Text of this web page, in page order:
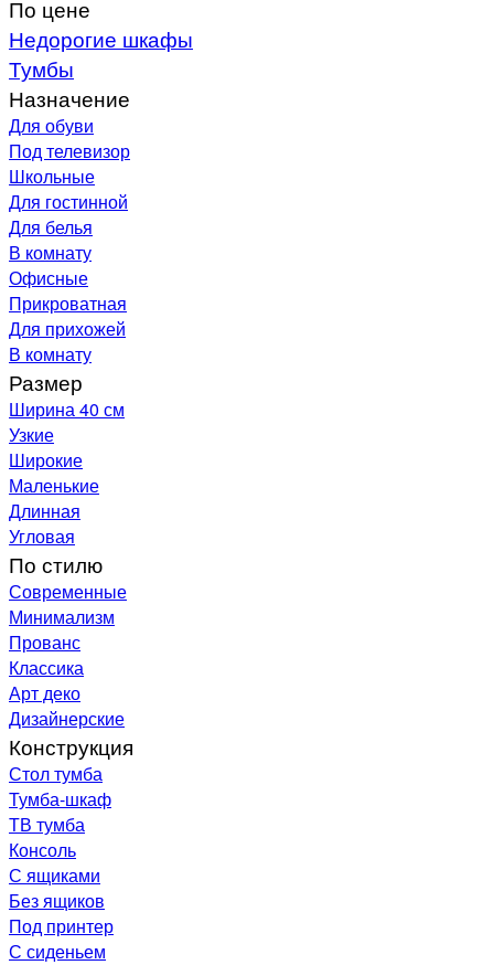
По цене
Недорогие шкафы
Тумбы
Назначение
Для обуви
Под телевизор
Школьные
Для гостинной
Для белья
В комнату
Офисные
Прикроватная
Для прихожей
В комнату
Размер
Ширина 40 см
Узкие
Широкие
Маленькие
Длинная
Угловая
По стилю
Современные
Минимализм
Прованс
Классика
Арт деко
Дизайнерские
Конструкция
Стол тумба
Тумба-шкаф
ТВ тумба
Консоль
С ящиками
Без ящиков
Под принтер
С сиденьем